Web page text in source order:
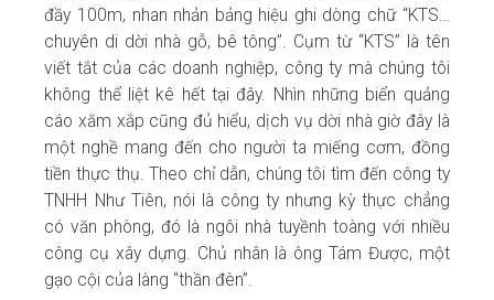
đầy 100m, nhan nhản bảng hiệu ghi dòng chữ “KTS…
chuyên di dời nhà gỗ, bê tông”. Cụm từ “KTS” là tên
viết tắt của các doanh nghiệp, công ty mà chúng tôi
không thể liệt kê hết tại đây. Nhìn những biển quảng
cáo xăm xắp cũng đủ hiểu, dịch vụ dời nhà giờ đây là
một nghề mang đến cho người ta miếng cơm, đồng
tiền thực thụ. Theo chỉ dẫn, chúng tôi tìm đến công ty
TNHH Như Tiên, nói là công ty nhưng kỳ thực chẳng
có văn phòng, đó là ngôi nhà tuyềnh toàng với nhiều
công cụ xây dựng. Chủ nhân là ông Tám Được, một
gạo cội của làng “thần đèn”.